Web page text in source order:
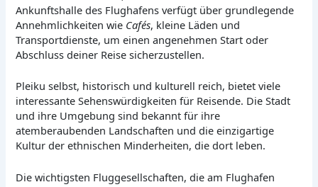
Ankunftshalle des Flughafens verfügt über grundlegende
Annehmlichkeiten wie Cafés, kleine Läden und
Transportdienste, um einen angenehmen Start oder
Abschluss deiner Reise sicherzustellen.
Pleiku selbst, historisch und kulturell reich, bietet viele
interessante Sehenswürdigkeiten für Reisende. Die Stadt
und ihre Umgebung sind bekannt für ihre
atemberaubenden Landschaften und die einzigartige
Kultur der ethnischen Minderheiten, die dort leben.
Die wichtigsten Fluggesellschaften, die am Flughafen